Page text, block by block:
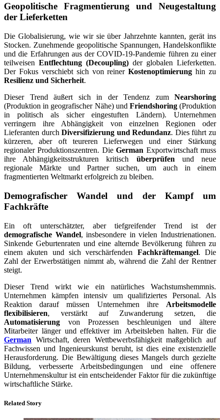
Geopolitische Fragmentierung und Neugestaltung
der Lieferketten
Die Globalisierung, wie wir sie über Jahrzehnte kannten, gerät ins
Stocken. Zunehmende geopolitische Spannungen, Handelskonflikte
und die Erfahrungen aus der COVID-19-Pandemie führen zu einer
teilweisen Entflechtung (Decoupling) der globalen Lieferketten.
Der Fokus verschiebt sich von reinerKostenoptimierung hin zu
Resilienz und Sicherheit.
Dieser Trend äußert sich in der Tendenz zum Nearshoring
(Produktion in geografischer Nähe) und Friendshoring(Produktion
in politisch als sicher eingestuften Ländern). Unternehmen
verringern ihre Abhängigkeit von einzelnen Regionen oder
Lieferanten durchDiversifizierung und Redundanz. Dies führt zu
kürzeren, aber oft teureren Lieferwegen und einer Stärkung
regionaler Produktionszentren. DieGerman Exportwirtschaft muss
ihre Abhängigkeitsstrukturen kritisch überprüfen und neue
regionale Märkte und Partner suchen, um auch in einem
fragmentierten Weltmarkt erfolgreich zu bleiben.
Demografischer Wandel und der Kampf um
Fachkräfte
Ein oft unterschätzter, aber tiefgreifender Trend ist der
demografische Wandel, insbesondere in vielen Industrienationen.
Sinkende Geburtenraten und eine alternde Bevölkerung führen zu
einem akuten und sich verschärfenden Fachkräftemangel. Die
Zahl der Erwerbstätigen nimmt ab, während die Zahl der Rentner
steigt.
Dieser Trend wirkt wie ein natürliches Wachstumshemmnis.
Unternehmen kämpfen intensiv um qualifiziertes Personal. Als
Reaktion darauf müssen Unternehmen ihre Arbeitsmodelle
flexibilisieren, verstärkt auf Zuwanderung setzen, die
Automatisierung von Prozessen beschleunigen und ältere
Mitarbeiter länger und effektiver im Arbeitsleben halten. Für die
German Wirtschaft, deren Wettbewerbsfähigkeit maßgeblich auf
Fachwissen und Ingenieurskunst beruht, ist dies eine existenzielle
Herausforderung. Die Bewältigung dieses Mangels durch gezielte
Bildung, verbesserte Arbeitsbedingungen und eine offenere
Unternehmenskultur ist ein entscheidender Faktor für die zukünftige
wirtschaftliche Stärke.
Related Story